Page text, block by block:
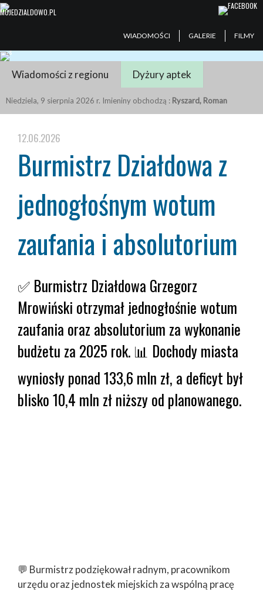
WIADOMOŚCI GALERIE FILMY
Wiadomości z regionu Dyżury aptek
Niedziela, 9 sierpnia 2026 r. Imieniny obchodzą : Ryszard, Roman
12.06.2026
Burmistrz Działdowa z
jednogłośnym wotum
zaufania i absolutorium
✅ Burmistrz Działdowa Grzegorz
Mrowiński otrzymał jednogłośnie wotum
zaufania oraz absolutorium za wykonanie
budżetu za 2025 rok. 📊 Dochody miasta
wyniosły ponad 133,6 mln zł, a deficyt był
blisko 10,4 mln zł niższy od planowanego.
💬 Burmistrz podziękował radnym, pracownikom
urzędu oraz jednostek miejskich za wspólną pracę